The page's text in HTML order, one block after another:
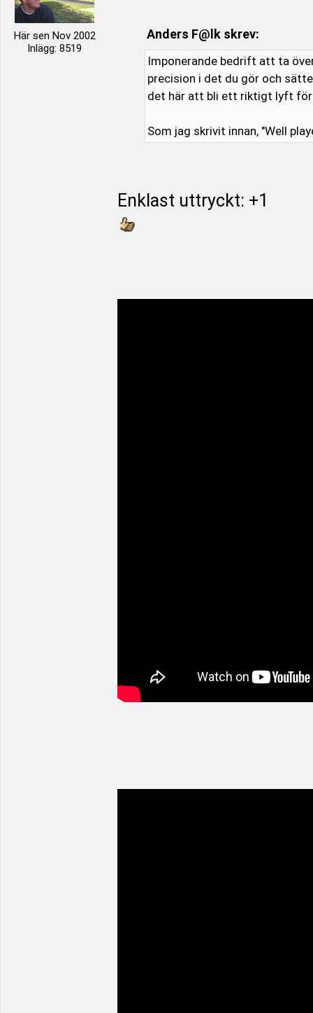
Här sen Nov 2002
Inlägg: 8519
Anders F@lk skrev:
Imponerande bedrift att ta
precision i det du gör och
det här att bli ett riktigt lyft för
Som jag skrivit innan, "Well
Enklast uttryckt: +1